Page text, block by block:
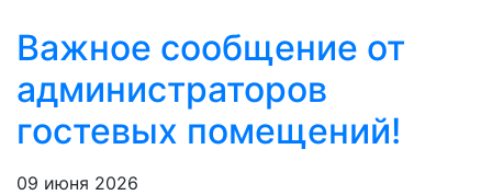
Важное сообщение от
администраторов
гостевых помещений!
09 июня 2026